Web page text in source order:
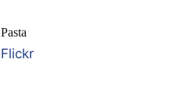
Pasta
Flickr